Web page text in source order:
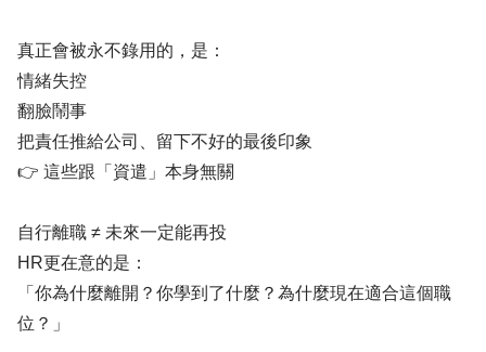
真正會被永不錄用的，是：
情緒失控
翻臉鬧事
把責任推給公司、留下不好的最後印象
👉 這些跟「資遣」本身無關
自行離職 ≠ 未來一定能再投
HR更在意的是：
「你為什麼離開？你學到了什麼？為什麼現在適合這個職
位？」